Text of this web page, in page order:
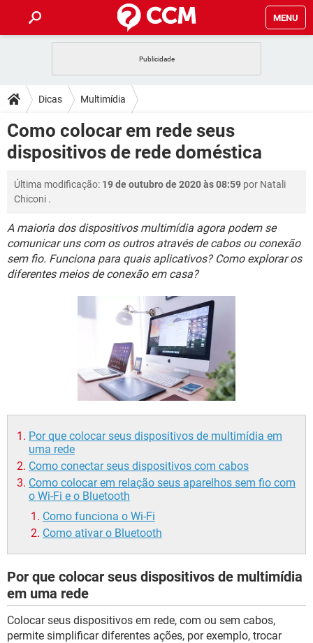
MENU
CELULAR
OUTLOOK EXCEL
INSTAGRAM GMAIL
DICAS
JOGOS
CELULAR FACEBOOK
OUTLOOK
INSTAGRAM GMAIL
DOWNLOADS
JOGOS WHATSAPP
OUTLOOK
INSTAGRAM GMAIL
GUIA DE COMPRAS
FÓRUM
JOGOS WHATSAPP
OUTLOOK EXCEL
INSTAGRAM GMAIL
GUIA DE COMPRAS
GLOSSÁRIO
JOGOS WHATSAPP
CELULAR FACEBOOK
OUTLOOK EXCEL
GUIA DE COMPRAS
Dicas Multimídia
Como colocar em rede seus
dispositivos de rede doméstica
Última modificação: 19 de outubro de 2020 às 08:59 por Natali
Chiconi .
A maioria dos dispositivos multimídia agora podem se
comunicar uns com os outros através de cabos ou conexão
sem fio. Funciona para quais aplicativos? Como explorar os
diferentes meios de conexão em casa?
Por que colocar seus dispositivos de multimídia em
uma rede
Como conectar seus dispositivos com cabos
Como colocar em relação seus aparelhos sem fio com
o Wi-Fi e o Bluetooth
Como funciona o Wi-Fi
Como ativar o Bluetooth
Por que colocar seus dispositivos de multimídia
em uma rede
Colocar seus dispositivos em rede, com ou sem cabos,
permite simplificar diferentes ações, por exemplo, trocar